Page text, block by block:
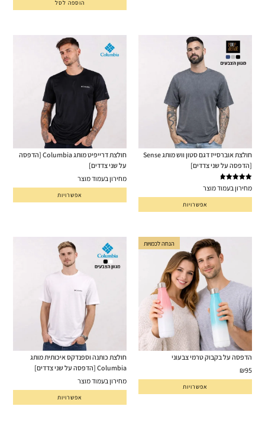
הוספה לסל
חולצת אוברסייז דגם סטון ווש מותג Sense
[הדפסה על שני צדדים]
דורג5.00
מחירון בעמוד מוצר
אפשרויות
חולצת דרייפיט מותג Columbia [הדפסה
על שני צדדים]
מחירון בעמוד מוצר
אפשרויות
הנחה לכמויות
הדפסה על בקבוק טרמי צבעוני
₪95
אפשרויות
חולצת כותנה וספנדקס איכותית מותג
Columbia [הדפסה על שני צדדים]
מחירון בעמוד מוצר
אפשרויות